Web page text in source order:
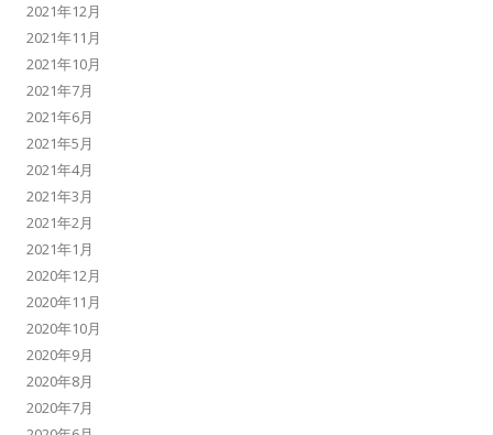
2021年12月
2021年11月
2021年10月
2021年7月
2021年6月
2021年5月
2021年4月
2021年3月
2021年2月
2021年1月
2020年12月
2020年11月
2020年10月
2020年9月
2020年8月
2020年7月